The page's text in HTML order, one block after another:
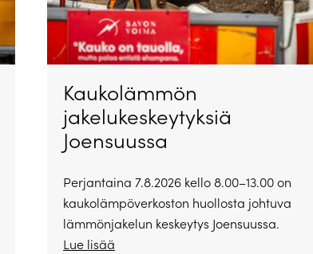
Kaukolämmön
jakelukeskeytyksiä
Joensuussa
Perjantaina 7.8.2026 kello 8.00–13.00 on
kaukolämpöverkoston huollosta johtuva
lämmönjakelun keskeytys Joensuussa.
Lue lisää